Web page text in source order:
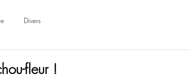
Divers
fleur !